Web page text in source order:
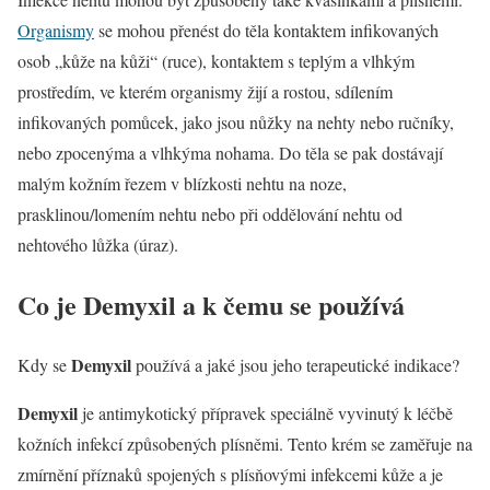
Organismyse mohou přenést do těla kontaktem infikovaných
osob „kůže na kůži“ (ruce), kontaktem s teplým a vlhkým
prostředím, ve kterém organismy žijí a rostou, sdílením
infikovaných pomůcek, jako jsou nůžky na nehty nebo ručníky,
nebo zpocenýma a vlhkýma nohama. Do těla se pak dostávají
malým kožním řezem v blízkosti nehtu na noze,
prasklinou/lomením nehtu nebo při oddělování nehtu od
nehtového lůžka (úraz).
Co je Demyxil a k čemu se používá
Kdy seDemyxilpoužívá a jaké jsou jeho terapeutické indikace?
Demyxilje antimykotický přípravek speciálně vyvinutý k léčbě
kožních infekcí způsobených plísněmi. Tento krém se zaměřuje na
zmírnění příznaků spojených s plísňovými infekcemi kůže a je